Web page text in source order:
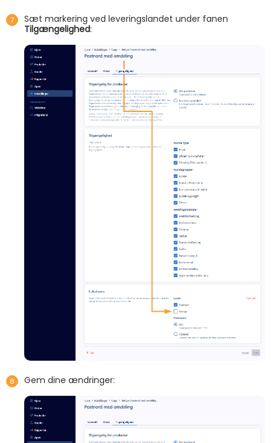
Sæt markering ved leveringslandet under fanen
Tilgængelighed:
Gem dine ændringer: